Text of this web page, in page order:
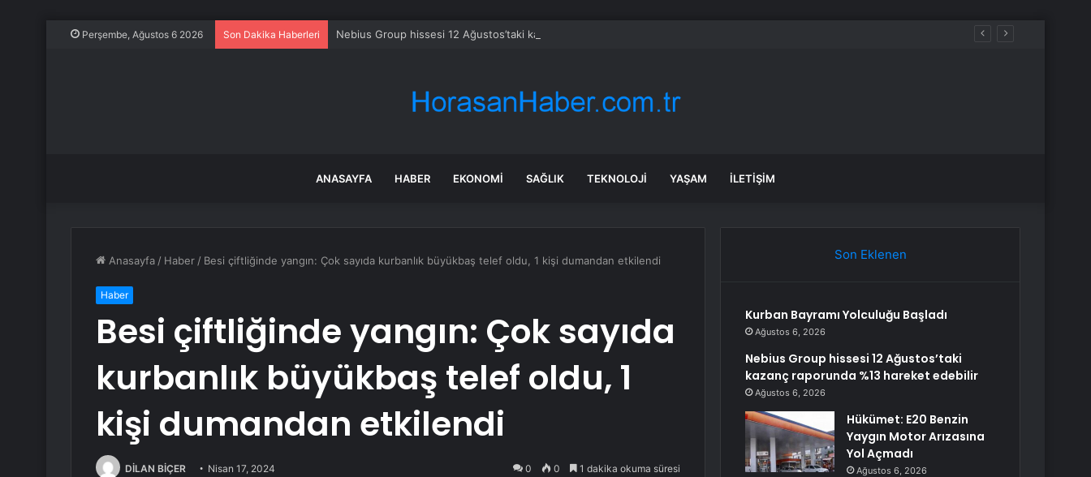
Perşembe, Ağustos 6 2026 Son Dakika Haberleri Nebius Group hissesi 12 Ağustos’taki kazanç raporunda %13 hareket edebilir
ANASAYFA HABER EKONOMI SAĞLIK TEKNOLOJI YAŞAM İLETIŞIM
Anasayfa / Haber / Besi çiftliğinde yangın: Çok sayıda kurbanlık büyükbaş telef oldu, 1 kişi dumandan etkilendi
Haber
Besi çiftliğinde yangın: Çok sayıda
kurbanlık büyükbaş telef oldu, 1
kişi dumandan etkilendi
DİLAN BİÇER Nisan 17, 2024 0 0 1 dakika okuma süresi
Son Eklenen
Kurban Bayramı Yolculuğu Başladı
Ağustos 6, 2026
Nebius Group hissesi 12 Ağustos’taki
kazanç raporunda %13 hareket edebilir
Ağustos 6, 2026
Hükümet: E20 Benzin
Yaygın Motor Arızasına
Yol Açmadı
Ağustos 6, 2026